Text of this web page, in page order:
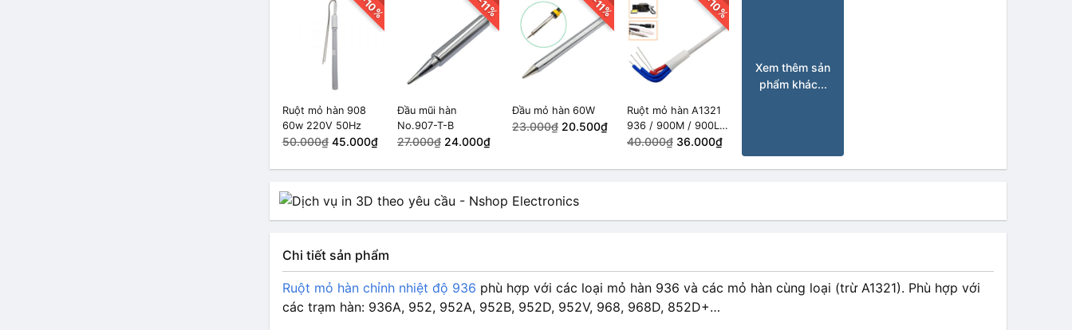
-10%
Ruột mỏ hàn 908
60w 220V 50Hz
50.000₫ 45.000₫
-11%
Đầu mũi hàn
No.907-T-B
27.000₫ 24.000₫
-11%
Đầu mỏ hàn 60W
23.000₫ 20.500₫
-10%
Ruột mỏ hàn A1321
936 / 900M / 900L /
907 / 908 / 913 /
40.000₫ 36.000₫
Xem thêm sản
phẩm khác...
Chi tiết sản phẩm
Ruột mỏ hàn chỉnh nhiệt độ 936 phù hợp với các loại mỏ hàn 936 và các mỏ hàn cùng loại (trừ A1321). Phù hợp với
các trạm hàn: 936A, 952, 952A, 952B, 952D, 952V, 968, 968D, 852D+…